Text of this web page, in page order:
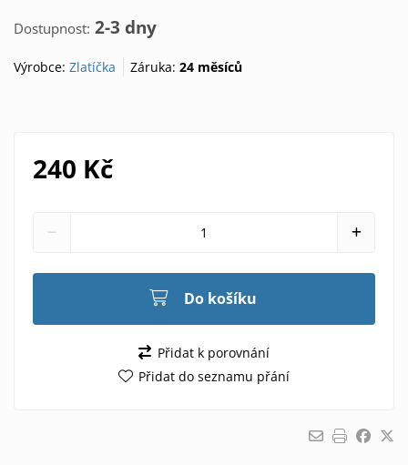
Dostupnost: 2-3 dny
Výrobce: Zlatíčka Záruka:24 měsíců
240 Kč
Do košíku
Přidat k porovnání
Přidat do seznamu přání